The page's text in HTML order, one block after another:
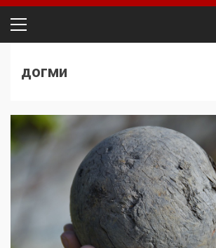
Primary
догми